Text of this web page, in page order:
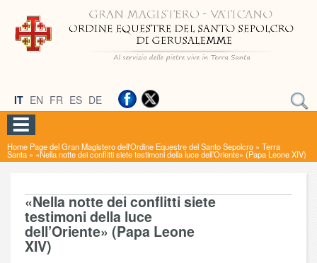
IT EN FR ES DE
Home Page del Gran Magistero dell'Ordine Equestre del Santo Sepolcro » Terra
Santa » «Nella notte dei conflitti siete testimoni della luce dell’Oriente» (Papa Leone XIV)
«Nella notte dei conflitti siete
testimoni della luce
dell’Oriente» (Papa Leone
XIV)